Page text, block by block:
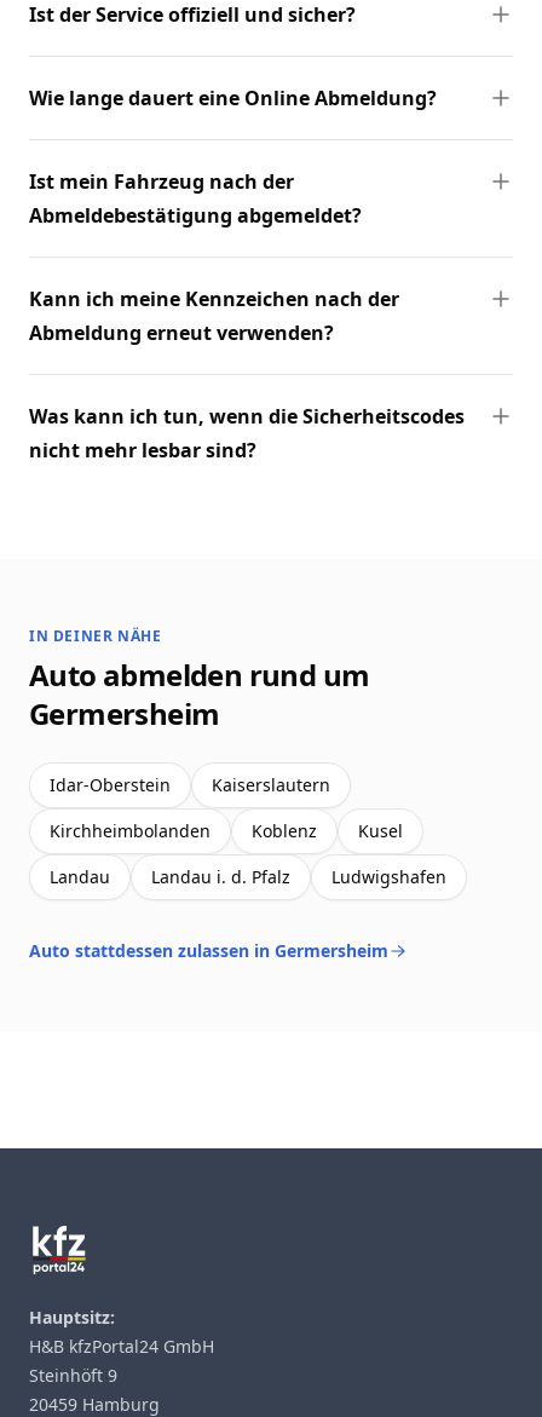
Ist der Service offiziell und sicher?
Wie lange dauert eine Online Abmeldung?
Ist mein Fahrzeug nach der
Abmeldebestätigung abgemeldet?
Kann ich meine Kennzeichen nach der
Abmeldung erneut verwenden?
Was kann ich tun, wenn die Sicherheitscodes
nicht mehr lesbar sind?
IN DEINER NÄHE
Auto abmelden rund um
Germersheim
Idar-Oberstein
Kaiserslautern
Kirchheimbolanden
Koblenz
Kusel
Landau
Landau i. d. Pfalz Ludwigshafen
Auto stattdessen zulassen in Germersheim
Hauptsitz:
H&B kfzPortal24 GmbH
Steinhöft 9
20459 Hamburg